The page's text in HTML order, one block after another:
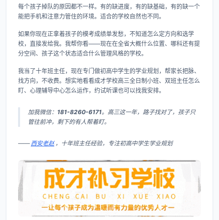
每个孩子掉队的原因都不一样。有的缺进度，有的缺基础，有的缺一个
能把手机和注意力管住的环境。适合的学校自然也不同。
如果你现在正拿着孩子的模考成绩单发愁，不知道怎么定方向和选学
校，直接发给我。我帮你看——现在在全省大概什么位置、哪科还有提
分空间、孩子这个状态适合什么管理风格的学校。
我当了十年班主任，现在专门做初高中学生的学业规划，帮家长把脉、
找方向，不收费。想实地看看成才学校高三全日制小班、双班主任怎么
盯、心理辅导中心怎么运作，约试听课也可以找我安排。
加我微信： 181-8260-6171。高三这一年，路子找对了，孩子只
管往前冲，剩下的有人帮着盯。
—— 西安老赵 ，十年班主任经验，专注初高中学生学业规划